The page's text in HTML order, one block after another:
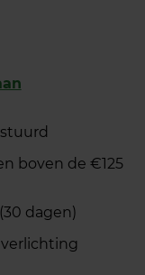
boven de €125
(30 dagen)